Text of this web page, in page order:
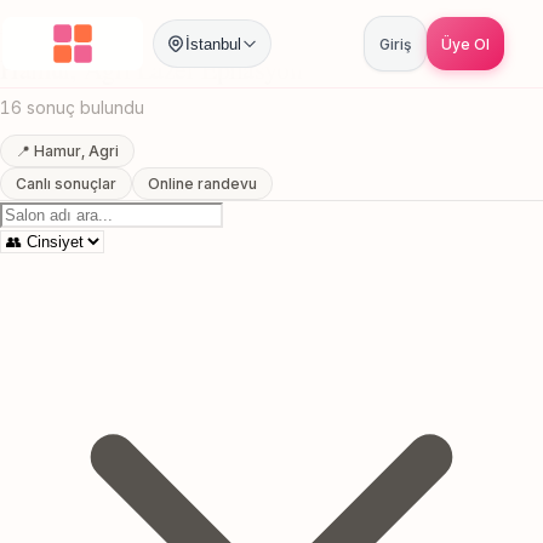
İstanbul Giriş Üye Ol
Anasayfa / Agri Hamur Lazer Epilasyon
Hamur, Agri Lazer Epilasyon
16 sonuç bulundu
📍 Hamur, Agri
Canlı sonuçlar
Online randevu